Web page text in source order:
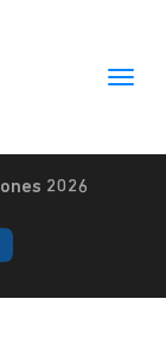
2026